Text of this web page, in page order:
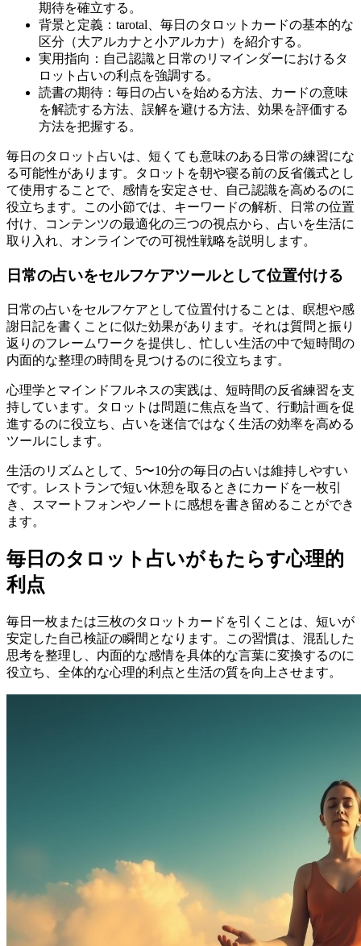
期待を確立する。
背景と定義：tarotal、毎日のタロットカードの基本的な
区分（大アルカナと小アルカナ）を紹介する。
実用指向：自己認識と日常のリマインダーにおけるタ
ロット占いの利点を強調する。
読書の期待：毎日の占いを始める方法、カードの意味
を解読する方法、誤解を避ける方法、効果を評価する
方法を把握する。
毎日のタロット占いは、短くても意味のある日常の練習にな
る可能性があります。タロットを朝や寝る前の反省儀式とし
て使用することで、感情を安定させ、自己認識を高めるのに
役立ちます。この小節では、キーワードの解析、日常の位置
付け、コンテンツの最適化の三つの視点から、占いを生活に
取り入れ、オンラインでの可視性戦略を説明します。
日常の占いをセルフケアツールとして位置付ける
日常の占いをセルフケアとして位置付けることは、瞑想や感
謝日記を書くことに似た効果があります。それは質問と振り
返りのフレームワークを提供し、忙しい生活の中で短時間の
内面的な整理の時間を見つけるのに役立ちます。
心理学とマインドフルネスの実践は、短時間の反省練習を支
持しています。タロットは問題に焦点を当て、行動計画を促
進するのに役立ち、占いを迷信ではなく生活の効率を高める
ツールにします。
生活のリズムとして、5〜10分の毎日の占いは維持しやすい
です。レストランで短い休憩を取るときにカードを一枚引
き、スマートフォンやノートに感想を書き留めることができ
ます。
毎日のタロット占いがもたらす心理的
利点
毎日一枚または三枚のタロットカードを引くことは、短いが
安定した自己検証の瞬間となります。この習慣は、混乱した
思考を整理し、内面的な感情を具体的な言葉に変換するのに
役立ち、全体的な心理的利点と生活の質を向上させます。